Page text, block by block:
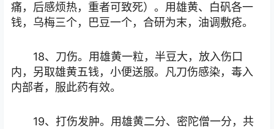
痛，后感烦热，重者可致死）。用雄黄、白矾各一
钱，乌梅三个，巴豆一个，合研为末，油调敷疮。
18、刀伤。用雄黄一粒，半豆大，放入伤口
内，另取雄黄五钱，小便送服。凡刀伤感染，毒入
内部者，服此药有效。
19、打伤发肿。用雄黄二分、密陀僧一分，共